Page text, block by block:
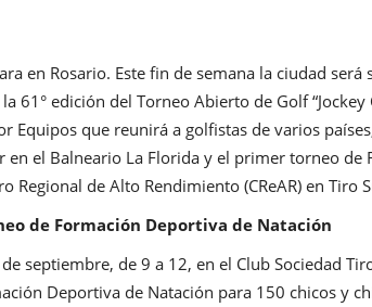
en Rosario. Este fin de semana la ciudad
61° edición del Torneo Abierto de Golf “Jockey
Equipos que reunirá a golfistas de varios
en el Balneario La Florida y el primer torneo de
Regional de Alto Rendimiento (CReAR) en Tiro
de Formación Deportiva de Natación
septiembre, de 9 a 12, en el Club Sociedad
Deportiva de Natación para 150 chicos y